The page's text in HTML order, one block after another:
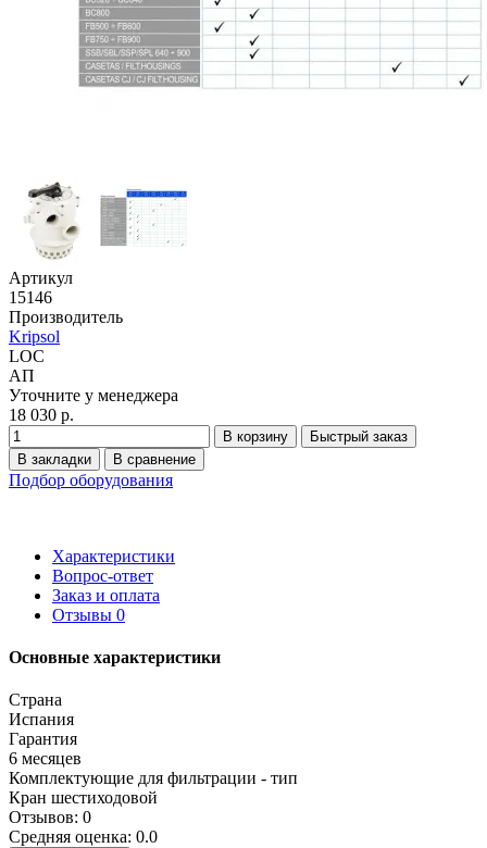
Артикул
15146
Производитель
Kripsol
LOC
АП
Уточните у менеджера
18 030 р.
В корзину
Быстрый заказ
В закладки
В сравнение
Подбор оборудования
Характеристики
Вопрос-ответ
Заказ и оплата
Отзывы 0
Основные характеристики
Страна
Испания
Гарантия
6 месяцев
Комплектующие для фильтрации - тип
Кран шестиходовой
Отзывов: 0
Средняя оценка: 0.0